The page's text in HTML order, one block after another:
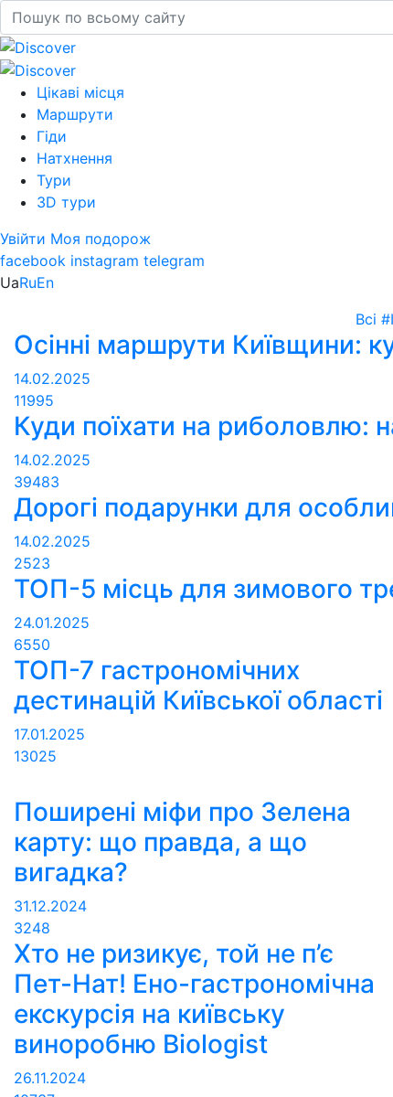
Цікаві місця
Маршрути
Гіди
Натхнення
Тури
3D тури
Увійти Моя подорож
facebook instagram telegram
UaRuEn
Всі
Осінні маршрути Київщини:
14.02.2025
11995
Куди поїхати на риболовлю:
14.02.2025
39483
Дорогі подарунки для
14.02.2025
2523
ТОП-5 місць для зимового
24.01.2025
6550
ТОП-7 гастрономічних
дестинацій Київської області
17.01.2025
13025
Поширені міфи про Зелена
карту: що правда, а що
вигадка?
31.12.2024
3248
Хто не ризикує, той не п’є
Пет-Нат! Ено-гастрономічна
екскурсія на київську
виноробню Biologist
26.11.2024